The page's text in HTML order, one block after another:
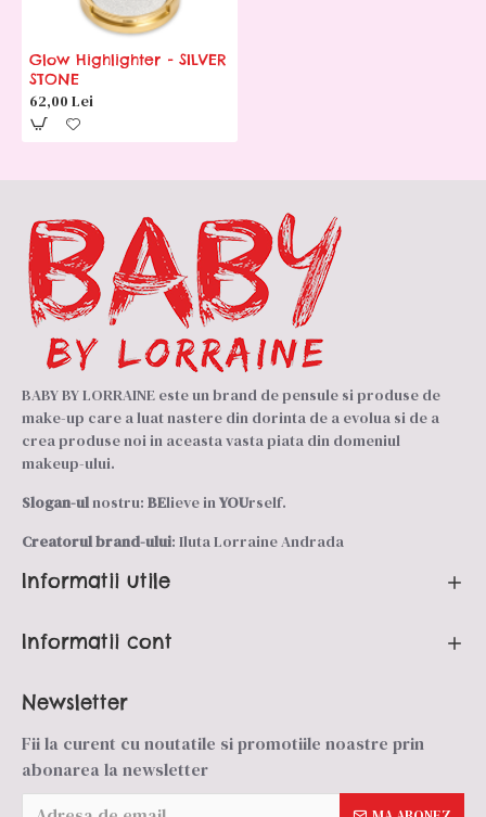
Glow Highlighter - SILVER
STONE
62,00 Lei
BABY BY LORRAINE este un brand de pensule si produse de
make-up care a luat nastere din dorinta de a evolua si de a
crea produse noi in aceasta vasta piata din domeniul
makeup-ului.
Slogan-ulnostru: BElieve inYOUrself.
Creatorul brand-ului: Iluta Lorraine Andrada
Informatii utile
Informatii cont
Newsletter
Fii la curent cu noutatile si promotiile noastre prin
abonarea la newsletter